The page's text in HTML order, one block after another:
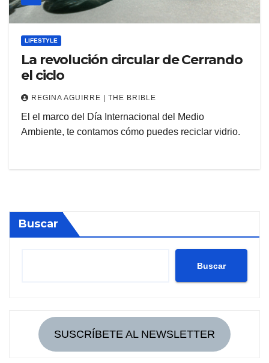
LIFESTYLE
La revolución circular de Cerrando
el ciclo
REGINA AGUIRRE | THE BRIBLE
El el marco del Día Internacional del Medio
Ambiente, te contamos cómo puedes reciclar vidrio.
Buscar
Buscar
SUSCRÍBETE AL NEWSLETTER